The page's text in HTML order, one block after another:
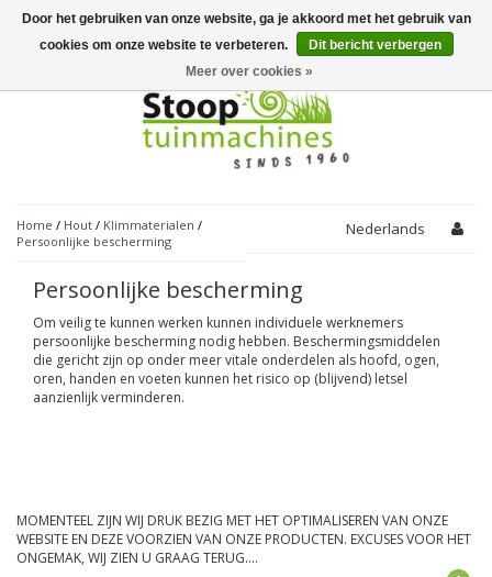
Toggle
navigation
Home / Hout / Klimmaterialen /
Persoonlijke bescherming
Nederlands
Persoonlijke bescherming
Om veilig te kunnen werken kunnen individuele werknemers
persoonlijke bescherming nodig hebben. Beschermingsmiddelen
die gericht zijn op onder meer vitale onderdelen als hoofd, ogen,
oren, handen en voeten kunnen het risico op (blijvend) letsel
aanzienlijk verminderen.
MOMENTEEL ZIJN WIJ DRUK BEZIG MET HET OPTIMALISEREN VAN ONZE
WEBSITE EN DEZE VOORZIEN VAN ONZE PRODUCTEN. EXCUSES VOOR HET
ONGEMAK, WIJ ZIEN U GRAAG TERUG....
Door het gebruiken van onze website, ga je akkoord met het gebruik van
cookies om onze website te verbeteren.
Dit bericht verbergen
Meer over cookies »